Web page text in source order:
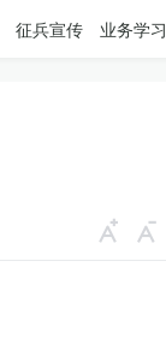
征兵宣传 业务学习